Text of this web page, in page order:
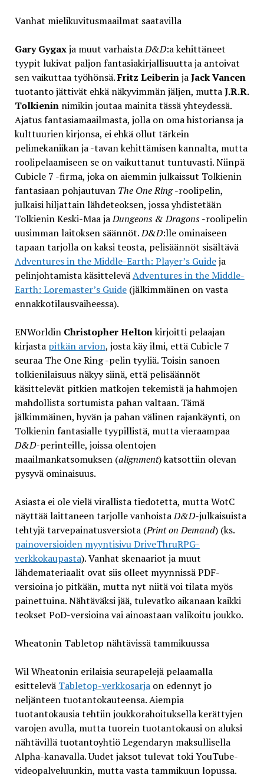
Vanhat mielikuvitusmaailmat saatavilla
Gary Gygaxja muut varhaistaD&D:a kehittäneet
tyypit lukivat paljon fantasiakirjallisuutta ja antoivat
sen vaikuttaa työhönsä.Fritz LeiberinjaJack Vancen
tuotanto jättivät ehkä näkyvimmän jäljen, muttaJ.R.R.
Tolkieninnimikin joutaa mainita tässä yhteydessä.
Ajatus fantasiamaailmasta, jolla on oma historiansa ja
kulttuurien kirjonsa, ei ehkä ollut tärkein
pelimekaniikan ja -tavan kehittämisen kannalta, mutta
roolipelaamiseen se on vaikuttanut tuntuvasti. Niinpä
Cubicle 7 -firma, joka on aiemmin julkaissut Tolkienin
fantasiaan pohjautuvan The One Ring-roolipelin,
julkaisi hiljattain lähdeteoksen, jossa yhdistetään
Tolkienin Keski-Maa jaDungeons & Dragons-roolipelin
uusimman laitoksen säännöt.D&D:lle ominaiseen
tapaan tarjolla on kaksi teosta, pelisäännöt sisältävä
Adventures in the Middle-Earth: Player’s Guideja
pelinjohtamista käsitteleväAdventures in the Middle-
Earth: Loremaster’s Guide(jälkimmäinen on vasta
ennakkotilausvaiheessa).
ENWorldin Christopher Heltonkirjoitti pelaajan
kirjasta pitkän arvion, josta käy ilmi, että Cubicle 7
seuraa The One Ring -pelin tyyliä. Toisin sanoen
tolkienilaisuus näkyy siinä, että pelisäännöt
käsittelevät pitkien matkojen tekemistä ja hahmojen
mahdollista sortumista pahan valtaan. Tämä
jälkimmäinen, hyvän ja pahan välinen rajankäynti, on
Tolkienin fantasialle tyypillistä, mutta vieraampaa
D&D-perinteille, joissa olentojen
maailmankatsomuksen (alignment) katsottiin olevan
pysyvä ominaisuus.
Asiasta ei ole vielä virallista tiedotetta, mutta WotC
näyttää laittaneen tarjolle vanhoistaD&D-julkaisuista
tehtyjä tarvepainatusversiota (Print on Demand) (ks.
painoversioiden myyntisivu DriveThruRPG-
verkkokaupasta). Vanhat skenaariot ja muut
lähdemateriaalit ovat siis olleet myynnissä PDF-
versioina jo pitkään, mutta nyt niitä voi tilata myös
painettuina. Nähtäväksi jää, tulevatko aikanaan kaikki
teokset PoD-versioina vai ainoastaan valikoitu joukko.
Wheatonin Tabletop nähtävissä tammikuussa
Wil Wheatonin erilaisia seurapelejä pelaamalla
esittelevä Tabletop-verkkosarjaon edennyt jo
neljänteen tuotantokauteensa. Aiempia
tuotantokausia tehtiin joukkorahoituksella kerättyjen
varojen avulla, mutta tuorein tuotantokausi on aluksi
nähtävillä tuotantoyhtiö Legendaryn maksullisella
Alpha-kanavalla. Uudet jaksot tulevat toki YouTube-
videopalveluunkin, mutta vasta tammikuun lopussa.